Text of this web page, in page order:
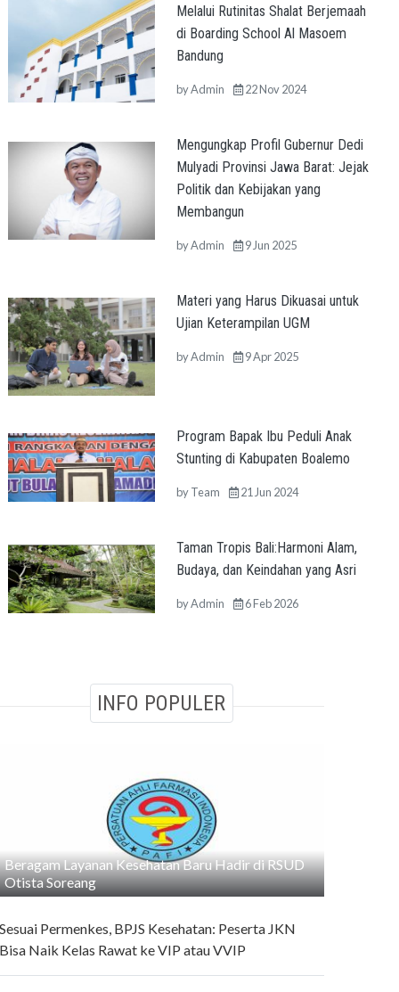
Melalui Rutinitas Shalat Berjemaah
di Boarding School Al Masoem
Bandung
byAdmin 22 Nov 2024
Mengungkap Profil Gubernur Dedi
Mulyadi Provinsi Jawa Barat: Jejak
Politik dan Kebijakan yang
Membangun
byAdmin 9 Jun 2025
Materi yang Harus Dikuasai untuk
Ujian Keterampilan UGM
byAdmin 9 Apr 2025
Program Bapak Ibu Peduli Anak
Stunting di Kabupaten Boalemo
byTeam 21 Jun 2024
Taman Tropis Bali:Harmoni Alam,
Budaya, dan Keindahan yang Asri
byAdmin 6 Feb 2026
INFO POPULER
Beragam Layanan Kesehatan Baru Hadir di RSUD
Otista Soreang
Permenkes, BPJS Kesehatan: Peserta JKN
Naik Kelas Rawat ke VIP atau VVIP